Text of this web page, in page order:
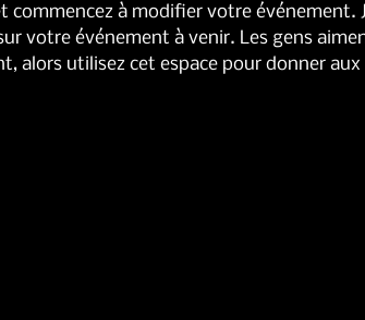
commencez à modifier votre événement.
votre événement à venir. Les gens
alors utilisez cet espace pour donner aux